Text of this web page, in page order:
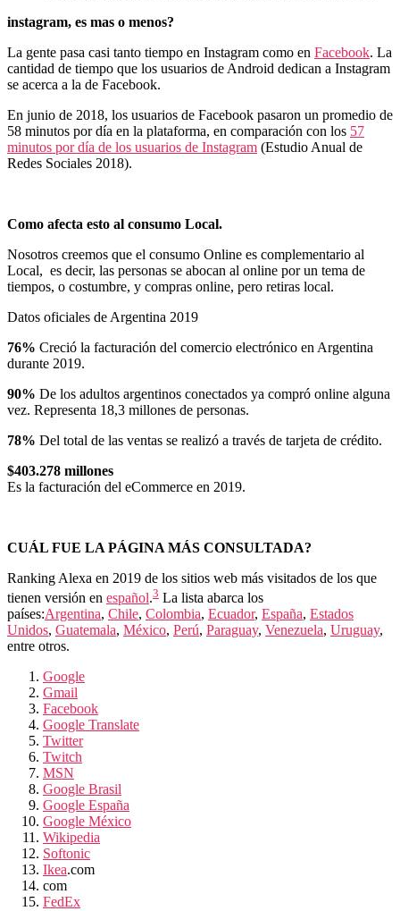
instagram, es mas o menos?
La gente pasa casi tanto tiempo en Instagram como en Facebook. La
cantidad de tiempo que los usuarios de Android dedican a Instagram
se acerca a la de Facebook.
En junio de 2018, los usuarios de Facebook pasaron un promedio de
58 minutos por día en la plataforma, en comparación con los 57
minutos por día de los usuarios de Instagram (Estudio Anual de
Redes Sociales 2018).
Como afecta esto al consumo Local.
Nosotros creemos que el consumo Online es complementario al
Local, es decir, las personas se abocan al online por un tema de
tiempos, o costumbre, y compras online, pero retiras local.
Datos oficiales de Argentina 2019
76% Creció la facturación del comercio electrónico en Argentina
durante 2019.
90% De los adultos argentinos conectados ya compró online alguna
vez. Representa 18,3 millones de personas.
78% Del total de las ventas se realizó a través de tarjeta de crédito.
$403.278 millones
Es la facturación del eCommerce en 2019.
CUÁL FUE LA PÁGINA MÁS CONSULTADA?
Ranking Alexa en 2019 de los sitios web más visitados de los que
tienen versión en español.3 La lista abarca los
países:Argentina, Chile, Colombia, Ecuador, España, Estados
Unidos, Guatemala, México, Perú, Paraguay, Venezuela, Uruguay,
entre otros.
Google
Gmail
Facebook
Google Translate
Twitter
Twitch
MSN
Google Brasil
Google España
Google México
Wikipedia
Softonic
Ikea.com
com
FedEx